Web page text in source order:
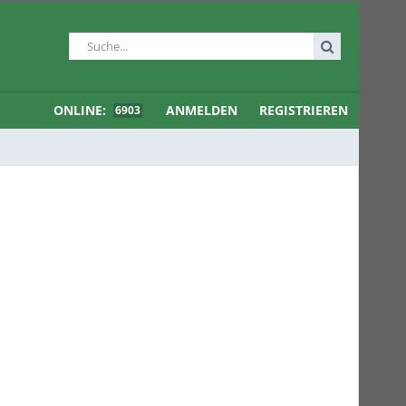
ONLINE: 6903 ANMELDEN REGISTRIEREN